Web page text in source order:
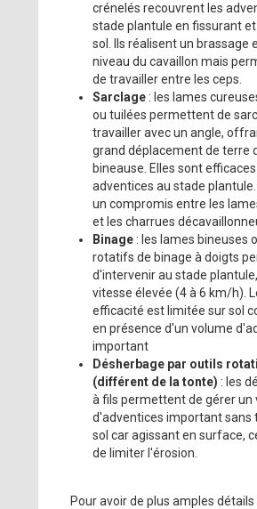
crénelés recouvrent les
stade plantule en fissurant
sol. Ils réalisent un brassage
niveau du cavaillon mais
de travailler entre les ceps.
Sarclage : les lames
ou tuilées permettent de
travailler avec un angle,
grand déplacement de terre
bineause. Elles sont
adventices au stade
un compromis entre les
et les charrues
Binage : les lames bineuses
rotatifs de binage à doigts
d'intervenir au stade
vitesse élevée (4 à 6 km/h).
efficacité est limitée sur sol
en présence d'un volume
important
Désherbage par outils
(différent de la tonte) : les
à fils permettent de gérer un
d'adventices important sans
sol car agissant en surface,
de limiter l'érosion.
Pour avoir de plus amples